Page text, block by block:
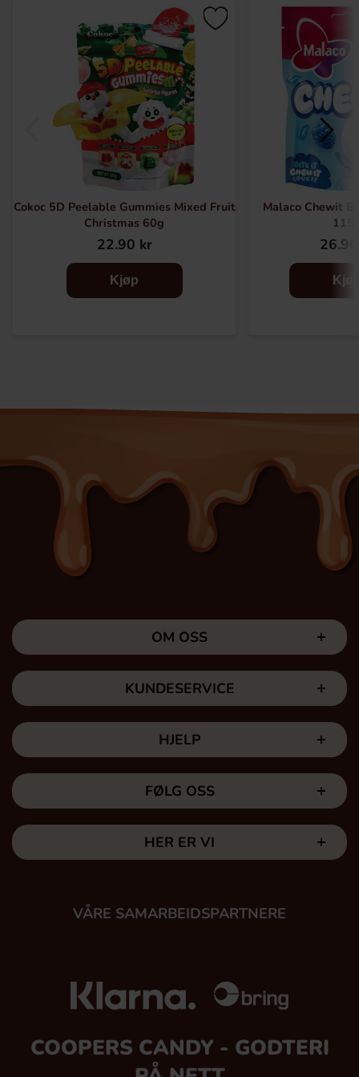
Cokoc 5D Peelable Gummies Mixed Fruit
Christmas 60g
22.90 kr
Kjøp
Malaco Chewit
OM OSS
KUNDESERVICE
HJELP
FØLG OSS
HER ER VI
VÅRE SAMARBEIDSPARTNERE
COOPERS CANDY - GODTERI